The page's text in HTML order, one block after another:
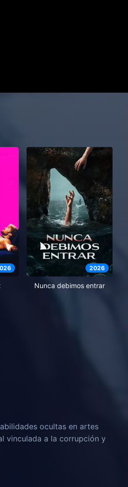
2026
Nunca debimos entrar
ocultas en artes
vinculada a la corrupción y